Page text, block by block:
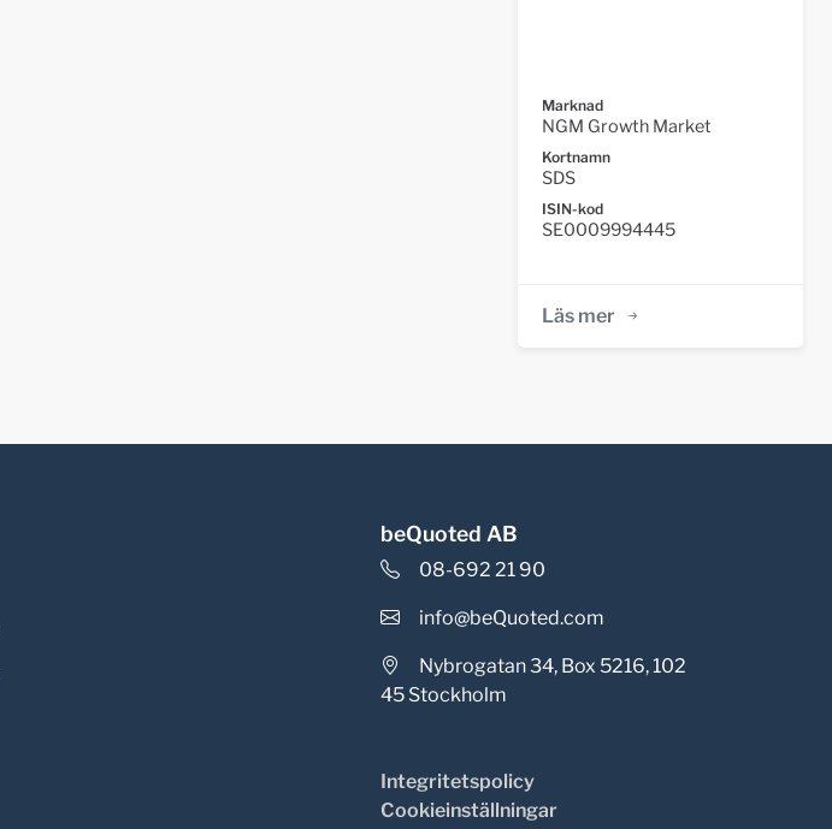
Marknad
NGM Growth Market
Kortnamn
SDS
ISIN-kod
SE0009994445
Läs mer
beQuoted AB
08-692 21 90
info@beQuoted.com
Nybrogatan 34, Box 5216, 102
45 Stockholm
Integritetspolicy
Cookieinställningar